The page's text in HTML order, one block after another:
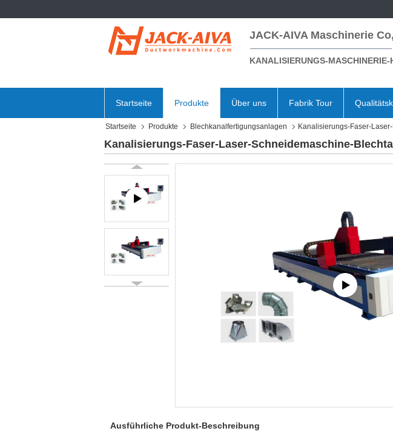
JACK-AIVA Maschinerie
KANALISIERUNGS-MASCHINERIE-
Startseite Produkte Über uns Fabrik Tour
Startseite Produkte Blechkanalfertigungsanlagen Kanalisierungs-Faser-
Kanalisierungs-Faser-Laser-Schneidemaschine-
Ausführliche Produkt-Beschreibung